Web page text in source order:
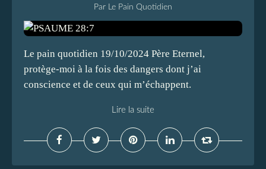
Par Le Pain Quotidien
Le pain quotidien 19/10/2024 Père Eternel,
protège-moi à la fois des dangers dont j’ai
conscience et de ceux qui m’échappent.
Lire la suite